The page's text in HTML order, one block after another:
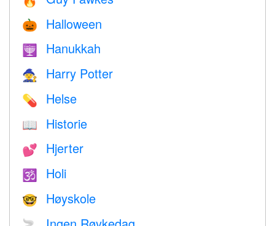
🎃 Halloween
🕎 Hanukkah
🧙 Harry Potter
💊 Helse
📖 Historie
💕 Hjerter
🕉 Holi
🤓 Høyskole